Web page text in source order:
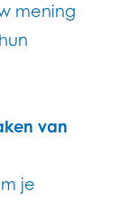
mening
van
je